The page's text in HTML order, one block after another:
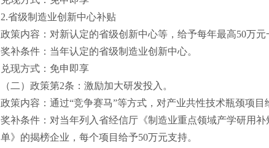
2.省级制造业创新中心补贴
政策内容：对新认定的省级创新中心等，给予每年最高50万元
奖补条件：当年认定的省级制造业创新中心。
兑现方式：免申即享
（二）政策第2条：激励加大研发投入。
政策内容：通过“竞争赛马”等方式，对产业共性技术瓶颈项目
奖补条件：对当年列入省经信厅《制造业重点领域产学研用
单》的揭榜企业，每个项目给予50万元支持。